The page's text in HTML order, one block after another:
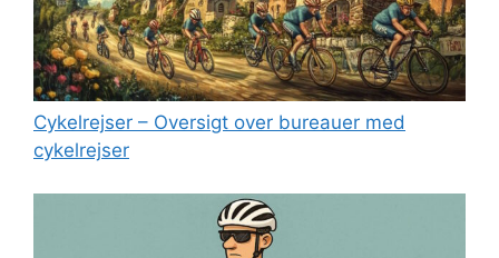
Cykelrejser – Oversigt over bureauer med
cykelrejser